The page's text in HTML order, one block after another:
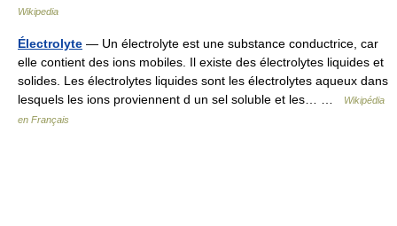
Wikipedia
Électrolyte — Un électrolyte est une substance conductrice, car
elle contient des ions mobiles. Il existe des électrolytes liquides et
solides. Les électrolytes liquides sont les électrolytes aqueux dans
lesquels les ions proviennent d un sel soluble et les… …
Wikipédia
en Français